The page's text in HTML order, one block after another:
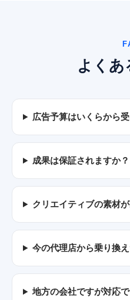
よくあ
広告予算はいくらから
成果は保証されますか？
クリエイティブの素材が
今の代理店から乗り換え
地方の会社ですが対応